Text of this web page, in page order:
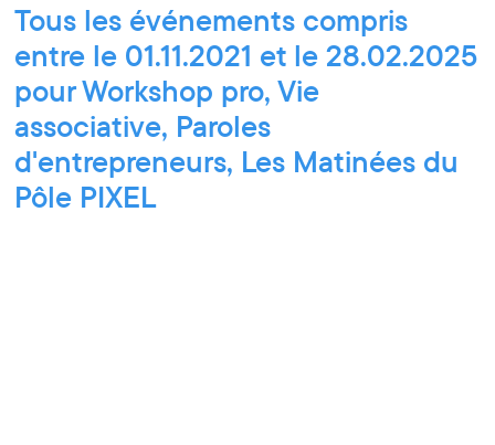
Tous les événements compris
entre le 01.11.2021 et le 28.02.2025
pour Workshop pro, Vie
associative, Paroles
d'entrepreneurs, Les Matinées du
Pôle PIXEL